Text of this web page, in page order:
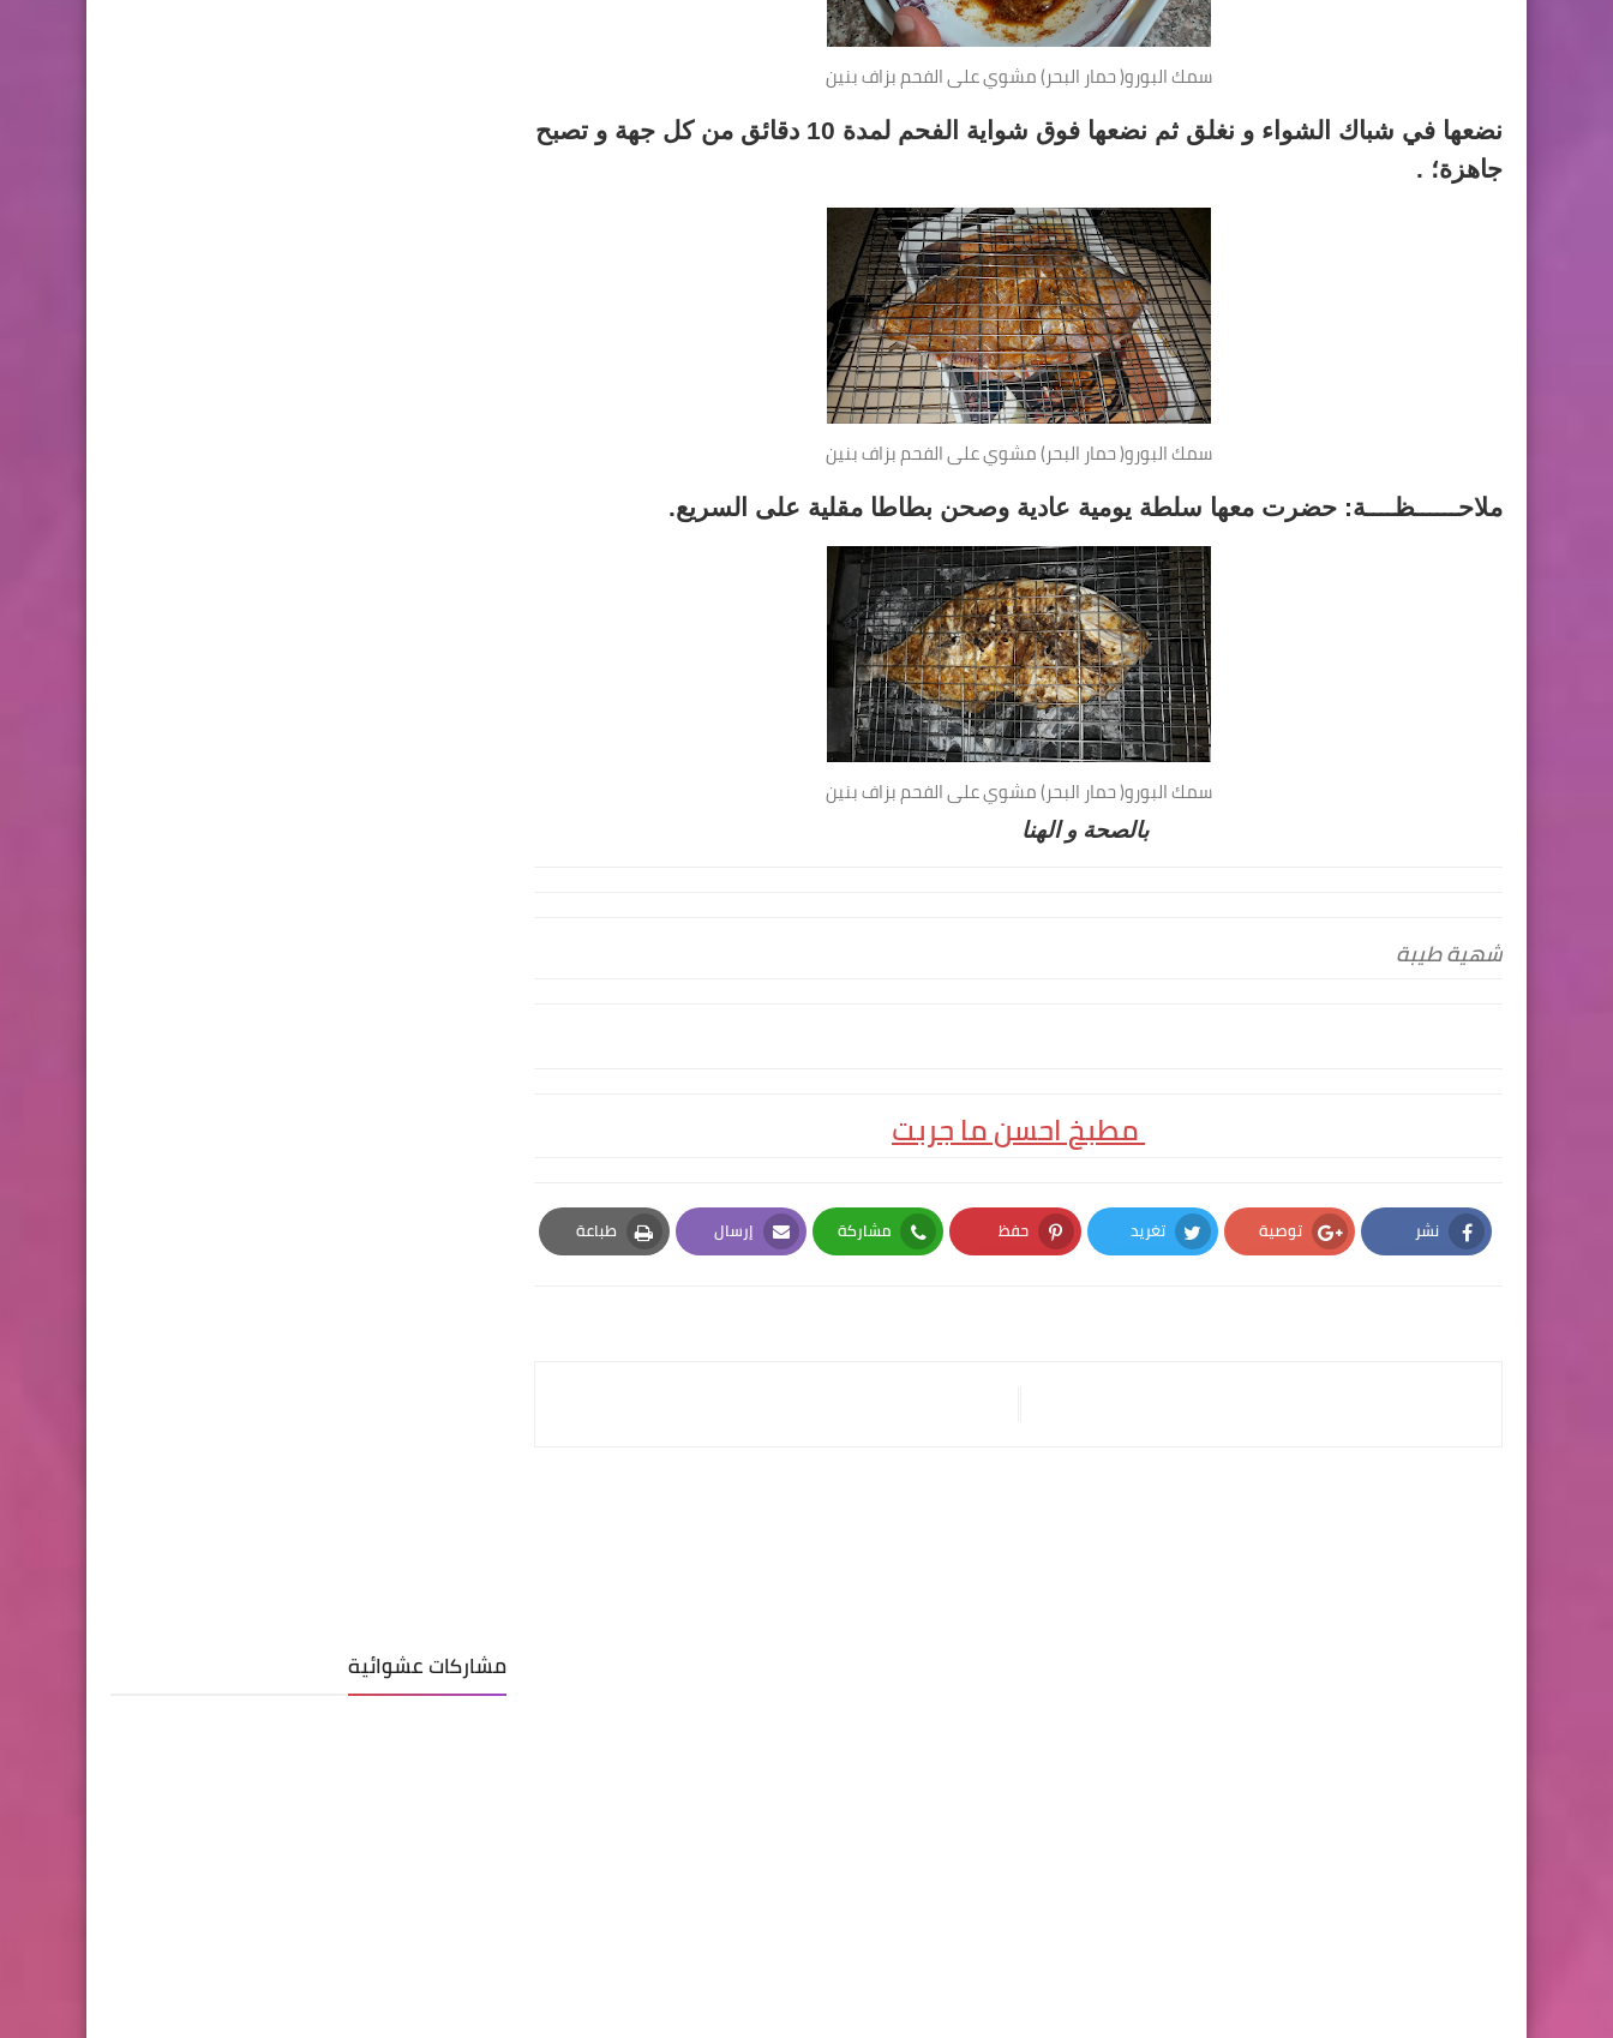
سمك البورو( حمار البحر) مشوي على الفحم بزاف بنين
نضعها في شباك الشواء و نغلق ثم نضعها فوق شواية الفحم لمدة 10 دقائق من كل جهة و تصبح
جاهزة؛ .
سمك البورو( حمار البحر) مشوي على الفحم بزاف بنين
ملاحــــــظــــة: حضرت معها سلطة يومية عادية وصحن بطاطا مقلية على السريع.
سمك البورو( حمار البحر) مشوي على الفحم بزاف بنين
بالصحة و الهنا
شهية طيبة
مطبخ احسن ما جربت
نشر
Facebook
توصية
Google Plus
تغريد
Twitter
حفظ
Pinterest
مشاركة
Whatsapp
إرسال
Email
طباعة
Print
مشاركات عشوائية